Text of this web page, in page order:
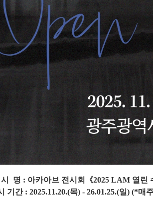
시 명 : 아카아브 전시회 《2025 LAM 열린
기간 : 2025.11.20.(목) - 26.01.25.(일) (*매